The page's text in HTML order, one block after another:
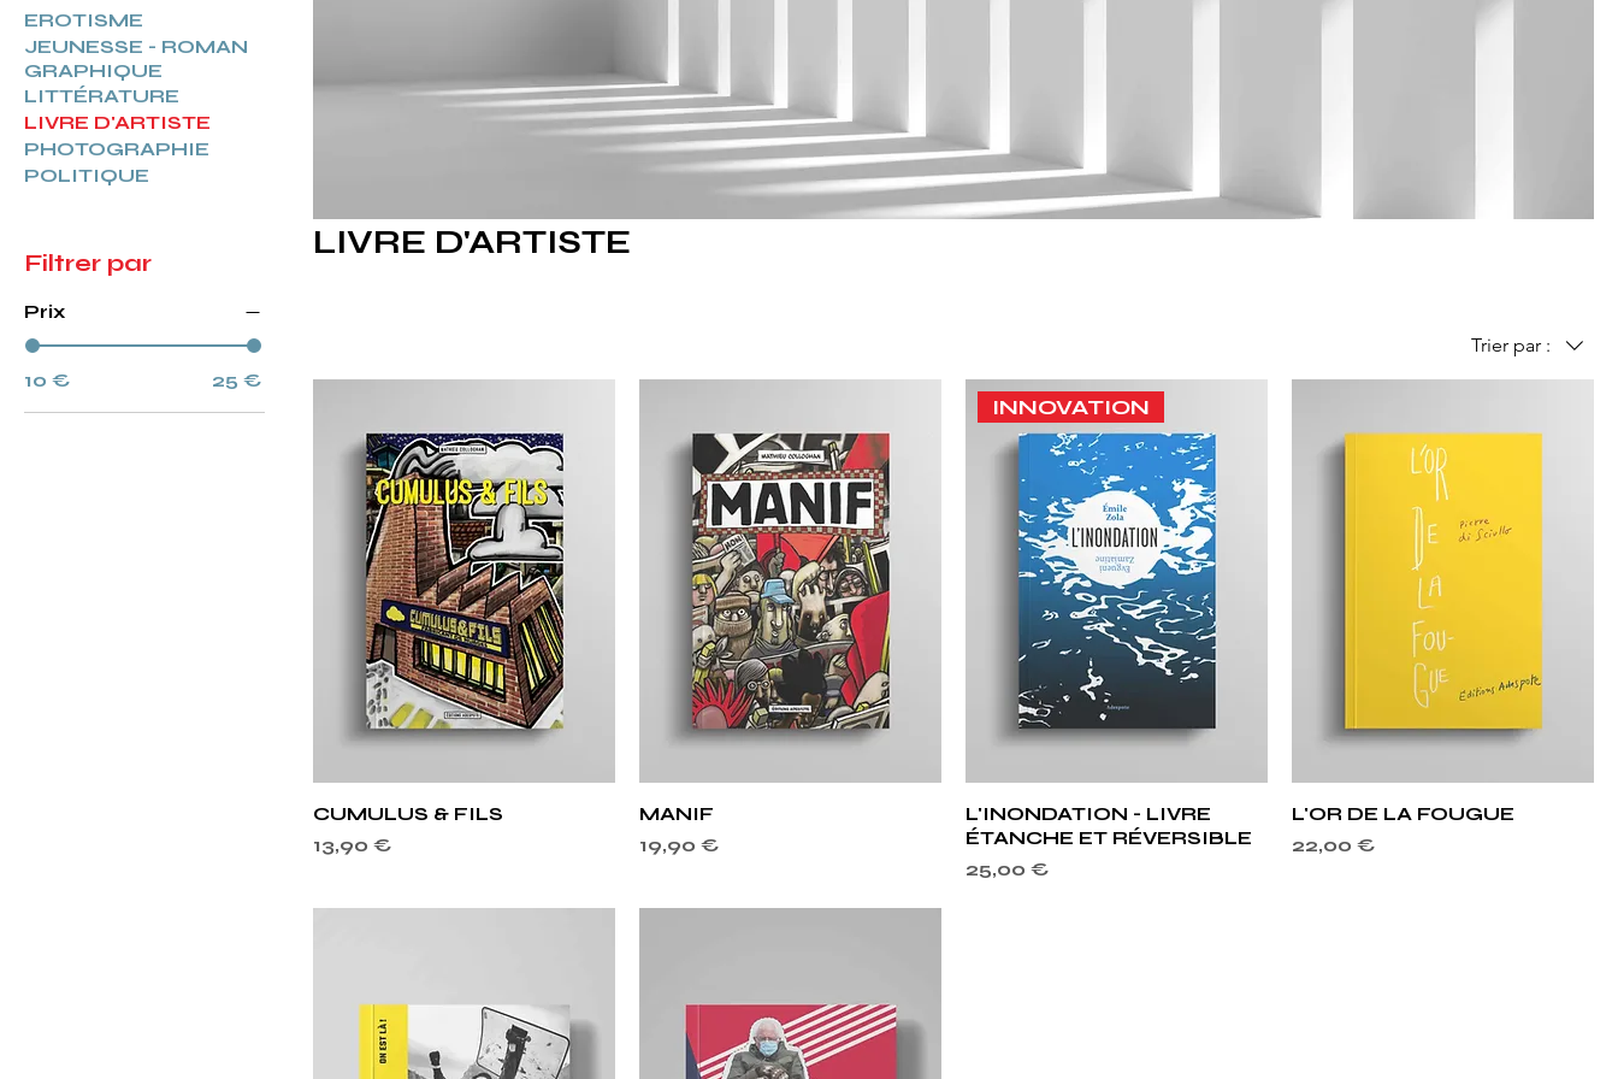
EROTISME
JEUNESSE - ROMAN
GRAPHIQUE
LITTÉRATURE
LIVRE D'ARTISTE
PHOTOGRAPHIE
POLITIQUE
Filtrer par
Prix
10 € 25 €
LIVRE D'ARTISTE
Trier par :
Aperçu rapide
CUMULUS & FILS
Prix
13,90 €
MANIF
Prix
19,90 €
Aperçu rapide
INNOVATION
L'INONDATION - LIVRE
ÉTANCHE ET RÉVERSIBLE
Prix
25,00 €
Aperçu rapide
L'OR DE LA FOUGUE
Prix
22,00 €